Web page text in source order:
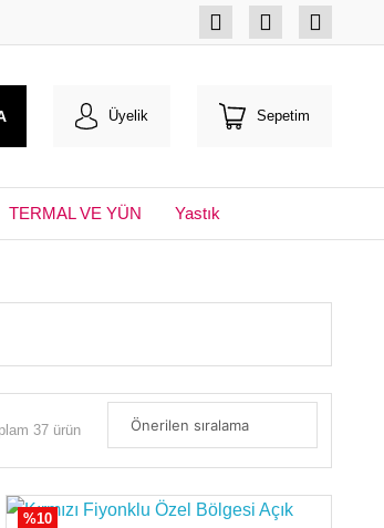
Üyelik Sepetim
TERMAL VE YÜN Yastık
37 ürün
%10